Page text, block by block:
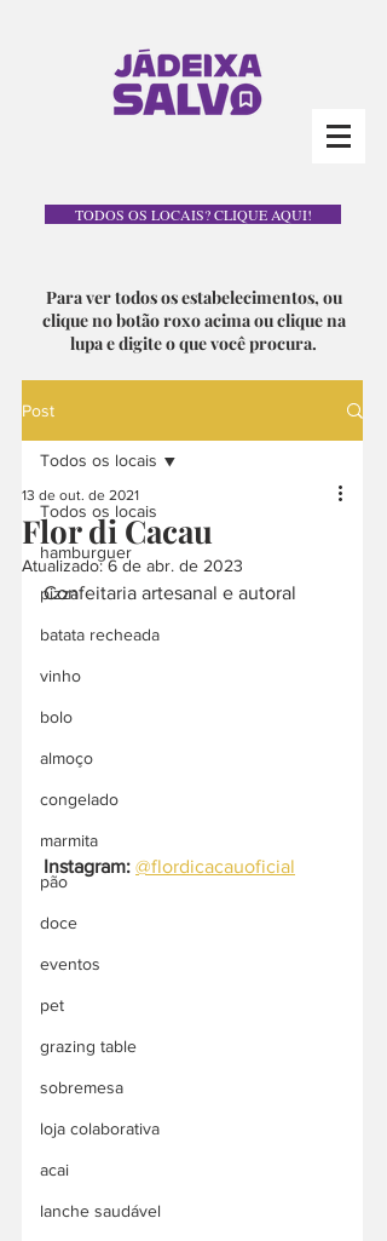
TODOS OS LOCAIS? CLIQUE AQUI!
Para ver todos os estabelecimentos, ou
clique no botão roxo acima ou clique na
lupa e digite o que você procura.
Post
Todos os locais
hamburguer
pizza
batata recheada
vinho
bolo
almoço
congelado
marmita
pão
doce
eventos
pet
grazing table
sobremesa
loja colaborativa
acai
lanche saudável
Todos os locais
Flor di Cacau
13 de out. de 2021
Atualizado:6 de abr. de 2023
Confeitaria artesanal e autoral
Instagram: @flordicacauoficial